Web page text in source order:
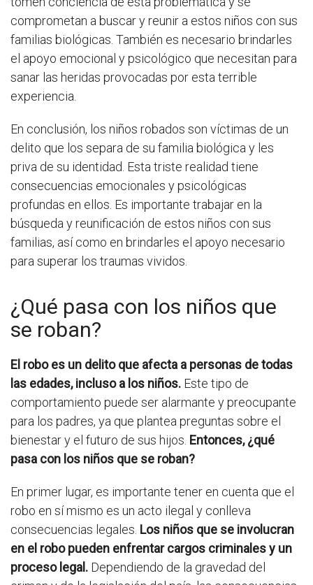
comprometan a buscar y reunir a estos niños con sus
familias biológicas. También es necesario brindarles
el apoyo emocional y psicológico que necesitan para
sanar las heridas provocadas por esta terrible
experiencia.
En conclusión, los niños robados son víctimas de un
delito que los separa de su familia biológica y les
priva de su identidad. Esta triste realidad tiene
consecuencias emocionales y psicológicas
profundas en ellos. Es importante trabajar en la
búsqueda y reunificación de estos niños con sus
familias, así como en brindarles el apoyo necesario
para superar los traumas vividos.
¿Qué pasa con los niños que
se roban?
El robo es un delito que afecta a personas de todas
las edades, incluso a los niños. Este tipo de
comportamiento puede ser alarmante y preocupante
para los padres, ya que plantea preguntas sobre el
bienestar y el futuro de sus hijos. Entonces, ¿qué
pasa con los niños que se roban?
En primer lugar, es importante tener en cuenta que el
robo en sí mismo es un acto ilegal y conlleva
consecuencias legales. Los niños que se involucran
en el robo pueden enfrentar cargos criminales y un
proceso legal. Dependiendo de la gravedad del